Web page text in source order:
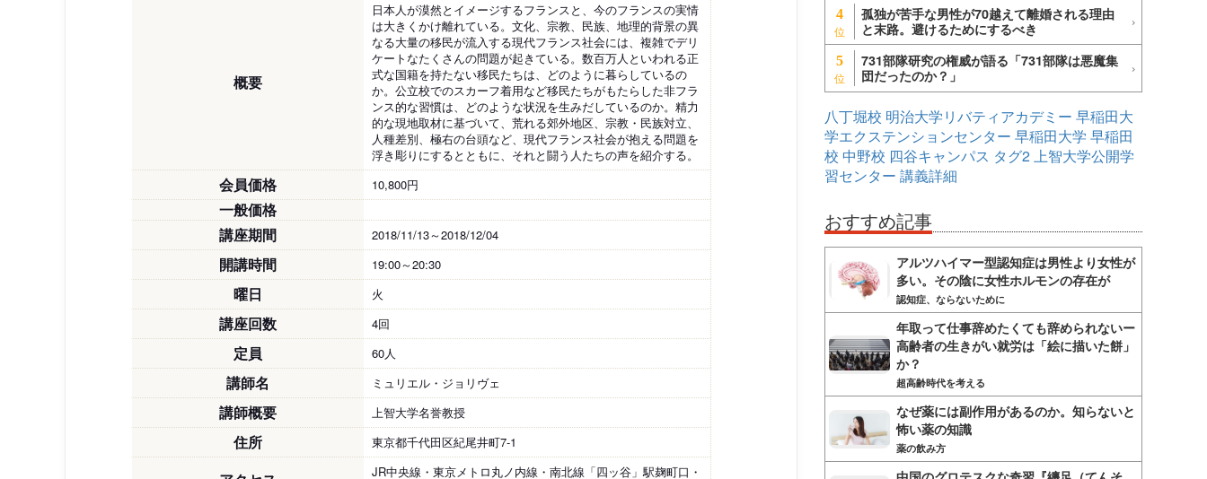
概要
日本人が漠然とイメージするフランスと、今のフランスの実情
は大きくかけ離れている。文化、宗教、民族、地理的背景の異
なる大量の移民が流入する現代フランス社会には、複雑でデリ
ケートなたくさんの問題が起きている。数百万人といわれる正
式な国籍を持たない移民たちは、どのように暮らしているの
か。公立校でのスカーフ着用など移民たちがもたらした非フラ
ンス的な習慣は、どのような状況を生みだしているのか。精力
的な現地取材に基づいて、荒れる郊外地区、宗教・民族対立、
人種差別、極右の台頭など、現代フランス社会が抱える問題を
浮き彫りにするとともに、それと闘う人たちの声を紹介する。
会員価格 10,800円
一般価格
講座期間
2018/11/13～2018/12/04
開講時間 19:00～20:30
曜日 火
講座回数 4回
定員 60人
講師名 ミュリエル・ジョリヴェ
講師概要 上智大学名誉教授
住所 東京都千代田区紀尾井町7-1
JR中央線・東京メトロ丸ノ内線・南北線「四ッ谷」駅麹町口・
4
孤独が苦手な男性が70越えて離婚される理由
と末路。避けるためにするべき
5
731部隊研究の権威が語る「731部隊は悪魔集
団だったのか？」
八丁堀校 明治大学リバティアカデミー 早稲田大
学エクステンションセンター 早稲田大学 早稲田
校 中野校 四谷キャンパス タグ2上智大学公開学
習センター 講義詳細
おすすめ記事
アルツハイマー型認知症は男性より女性が
多い。その陰に女性ホルモンの存在が
認知症、ならないために
年取って仕事辞めたくても辞められないー
高齢者の生きがい就労は「絵に描いた餅」
か？
超高齢時代を考える
なぜ薬には副作用があるのか。知らないと
怖い薬の知識
薬の飲み方